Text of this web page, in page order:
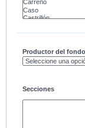
Productor del fondo
Secciones